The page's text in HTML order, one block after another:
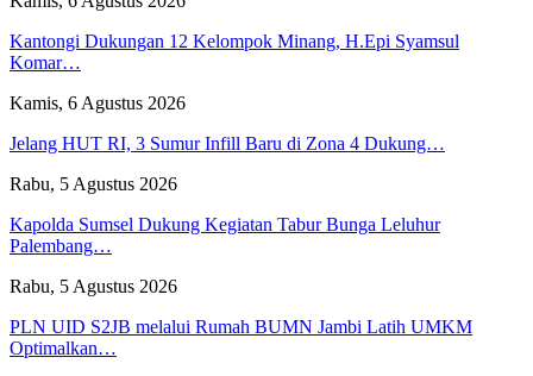
Kantongi Dukungan 12 Kelompok Minang, H.Epi Syamsul
Komar…
Kamis, 6 Agustus 2026
Jelang HUT RI, 3 Sumur Infill Baru di Zona 4 Dukung…
Rabu, 5 Agustus 2026
Kapolda Sumsel Dukung Kegiatan Tabur Bunga Leluhur
Palembang…
Rabu, 5 Agustus 2026
PLN UID S2JB melalui Rumah BUMN Jambi Latih UMKM
Optimalkan…